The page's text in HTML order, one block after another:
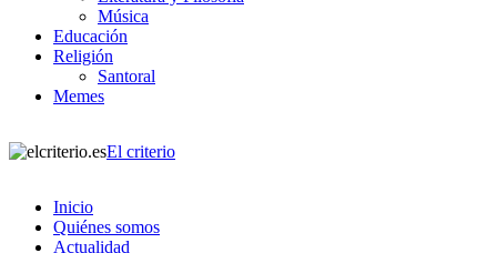
Música
Educación
Religión
Santoral
Memes
El criterio
Inicio
Quiénes somos
Actualidad